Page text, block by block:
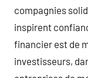
compagnies
inspirent
financier est de
investisseurs,